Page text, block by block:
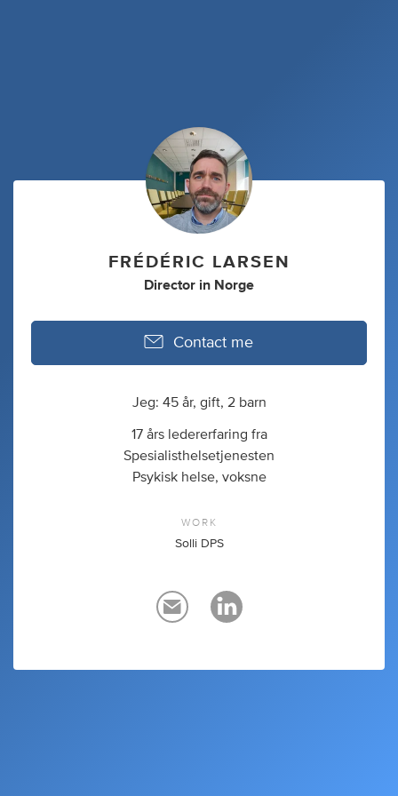
FRÉDÉRIC LARSEN
Director in Norge
Contact me
Jeg: 45 år, gift, 2 barn
17 års ledererfaring fra
Spesialisthelsetjenesten
Psykisk helse, voksne
WORK
Solli DPS